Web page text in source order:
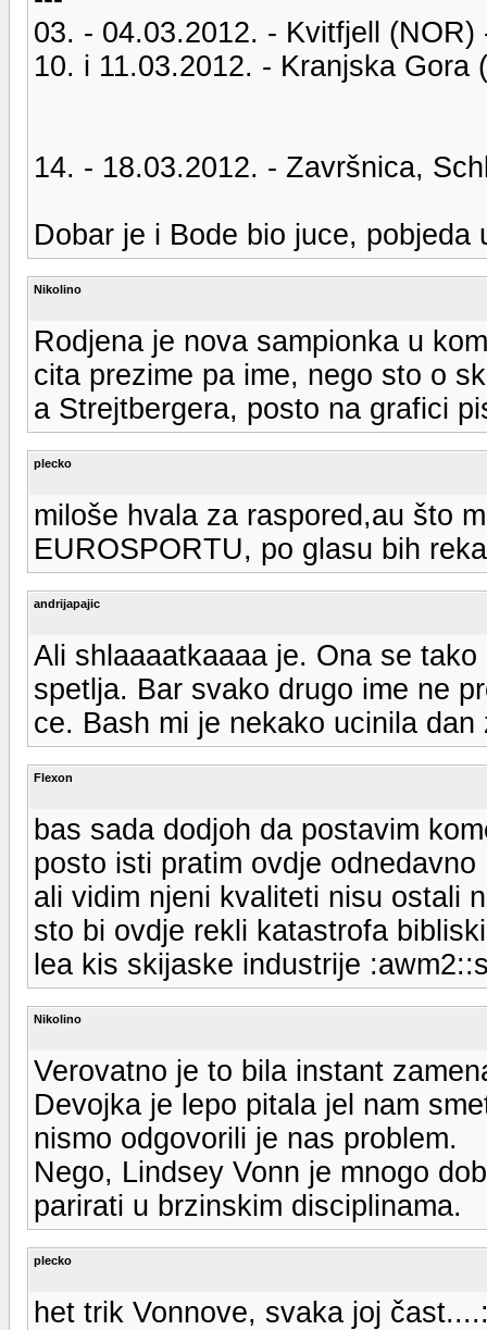
03. - 04.03.2012. - Kvitfjell (NOR)
10. i 11.03.2012. - Kranjska Gora
14. - 18.03.2012. - Završnica,
Dobar je i Bode bio juce,
Nikolino
Rodjena je nova sampionka u
cita prezime pa ime, nego sto o
a Strejtbergera, posto na grafici
plecko
miloše hvala za raspored,au što
EUROSPORTU, po glasu bih
andrijapajic
Ali shlaaaatkaaaa je. Ona se
spetlja. Bar svako drugo ime ne
ce. Bash mi je nekako ucinila dan
Flexon
bas sada dodjoh da postavim
posto isti pratim ovdje odnedavno
ali vidim njeni kvaliteti nisu ostali
sto bi ovdje rekli katastrofa
lea kis skijaske industrije
Nikolino
Verovatno je to bila instant
Devojka je lepo pitala jel nam
nismo odgovorili je nas problem.
Nego, Lindsey Vonn je mnogo
parirati u brzinskim disciplinama.
plecko
het trik Vonnove, svaka joj